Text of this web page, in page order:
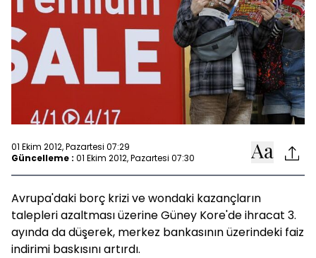
01 Ekim 2012, Pazartesi 07:29
Güncelleme : 01 Ekim 2012, Pazartesi 07:30
Avrupa'daki borç krizi ve wondaki kazançların
talepleri azaltması üzerine Güney Kore'de ihracat 3.
ayında da düşerek, merkez bankasının üzerindeki faiz
indirimi baskısını artırdı.